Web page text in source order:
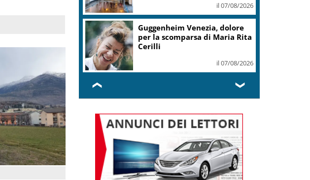
il 06/08/2026
Covid, ‘Conte-day’ in
commissione: “non sono un
eroe ma un uomo corretto,
il 06/08/2026